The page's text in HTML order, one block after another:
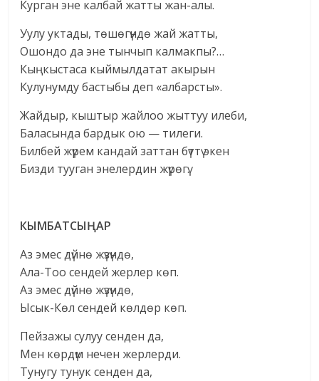
Курган эне калбай жатты жан-алы.
Уулу уктады, төшөгүндө жай жатты,
Ошондо да эне тынчып калмакпы?…
Кыңкыстаса кыймылдатат акырын
Кулунумду бастыбы деп «албарсты».
Жайдыр, кыштыр жайлоо жыттуу илеби,
Баласында бардык ою — тилеги.
Билбей жүрем кандай заттан бүттү экен
Бизди тууган энелердин жүрөгү.
КЫМБАТСЫҢАР
Аз эмес дүйнө жүзүндө,
Ала-Тоо сендей жерлер көп.
Аз эмес дүйнө жүзүндө,
Ысык-Көл сендей көлдөр көп.
Пейзажы сулуу сенден да,
Мен көрдүм нечен жерлерди.
Тунугу тунук сенден да,